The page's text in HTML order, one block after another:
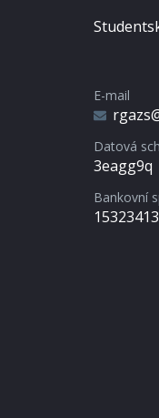
E-mail
Datová
3eagg9q
Bankovní